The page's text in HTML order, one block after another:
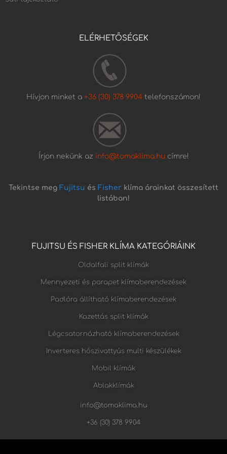
ELÉRHETŐSÉGEK
Hívjon minket a +36 (30) 378 9904 telefonszámon!
Írjon nekünk az info@tomaklima.hucímre!
Tekintse meg Fujitsu és Fisher klíma árainkat összesített
listában!
FUJITSU ÉS FISHER KLÍMA KATEGÓRIÁINK
Oldalfali split klímák
Mennyezeti és parapet klímaberendezések
Padlóra állítható klímaberendezések
Kazettás split klímák
Légcsatornázható klímaberendezések
Inverteres hőszivattyús multi készülékek
Mobil klímák
Ablakklímák
info@tomaklima.hu
+36 (30) 378 9904